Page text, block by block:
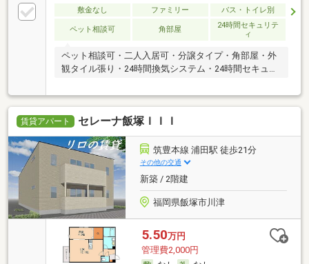
敷金なし ファミリー バス・トイレ別
ペット相談可 角部屋
24時間セキュリテ
ィ
ペット相談可・二人入居可・分譲タイプ・角部屋・外
観タイル張り・24時間換気システム・24時間セキュリ
賃貸アパート セレーナ飯塚ＩＩＩ
筑豊本線 浦田駅 徒歩21分
その他の交通
新築 / 2階建
福岡県飯塚市川津
5.50万円
管理費2,000円